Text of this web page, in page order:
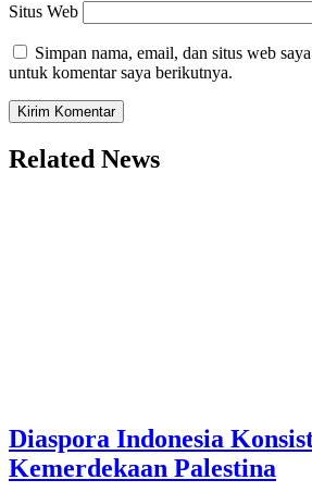
Situs Web
Simpan nama, email, dan situs web
untuk komentar saya berikutnya.
Related News
Diaspora Indonesia
Kemerdekaan Palestina